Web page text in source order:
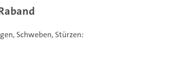
Schweben, Stürzen: